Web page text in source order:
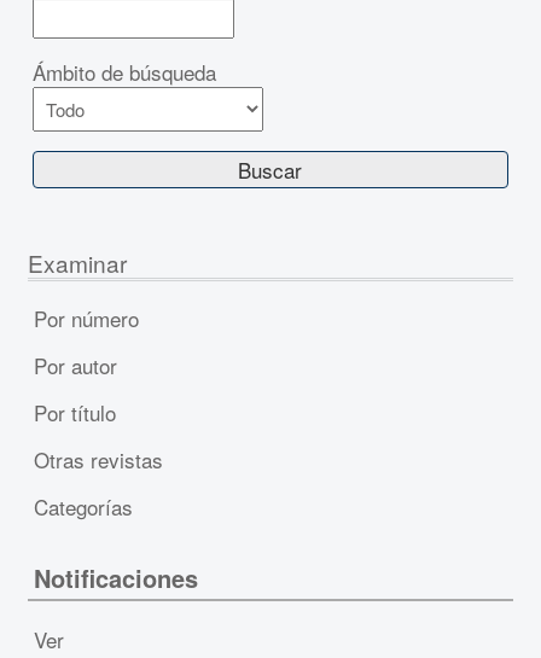
Ámbito de búsqueda
Examinar
Por número
Por autor
Por título
Otras revistas
Categorías
Notificaciones
Ver